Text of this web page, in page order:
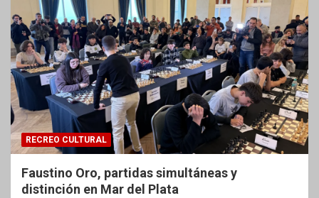
RECREO CULTURAL
Faustino Oro, partidas simultáneas y
distinción en Mar del Plata